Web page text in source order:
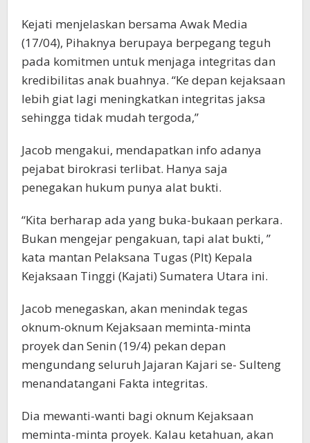
Kejati menjelaskan bersama Awak Media
(17/04), Pihaknya berupaya berpegang teguh
pada komitmen untuk menjaga integritas dan
kredibilitas anak buahnya. “Ke depan kejaksaan
lebih giat lagi meningkatkan integritas jaksa
sehingga tidak mudah tergoda,”
Jacob mengakui, mendapatkan info adanya
pejabat birokrasi terlibat. Hanya saja
penegakan hukum punya alat bukti.
“Kita berharap ada yang buka-bukaan perkara.
Bukan mengejar pengakuan, tapi alat bukti, ”
kata mantan Pelaksana Tugas (Plt) Kepala
Kejaksaan Tinggi (Kajati) Sumatera Utara ini.
Jacob menegaskan, akan menindak tegas
oknum-oknum Kejaksaan meminta-minta
proyek dan Senin (19/4) pekan depan
mengundang seluruh Jajaran Kajari se- Sulteng
menandatangani Fakta integritas.
Dia mewanti-wanti bagi oknum Kejaksaan
meminta-minta proyek. Kalau ketahuan, akan